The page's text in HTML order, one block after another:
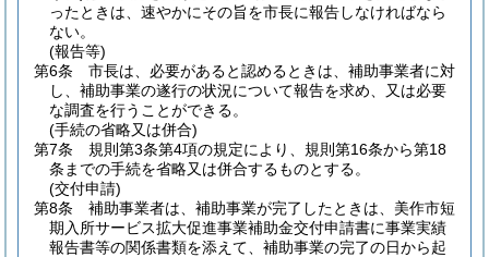
ったときは、速やかにその旨を市長に報告しなければなら
ない。
(報告等)
第6条
市長は、必要があると認めるときは、補助事業者に対
し、補助事業の遂行の状況について報告を求め、又は必要
な調査を行うことができる。
(手続の省略又は併合)
第7条
規則第3条第4項の規定により、規則第16条から第18
条までの手続を省略又は併合するものとする。
(交付申請)
第8条
補助事業者は、補助事業が完了したときは、美作市短
期入所サービス拡大促進事業補助金交付申請書に事業実績
報告書等の関係書類を添えて、補助事業の完了の日から起